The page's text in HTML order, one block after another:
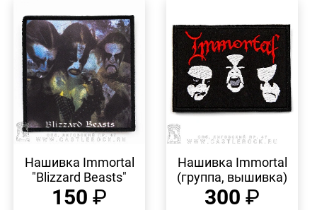
ПРОСМОТР
Нашивка Immortal
"Blizzard Beasts"
150 ₽
ПРОСМОТР
Нашивка Immortal
(группа, вышивка)
300 ₽